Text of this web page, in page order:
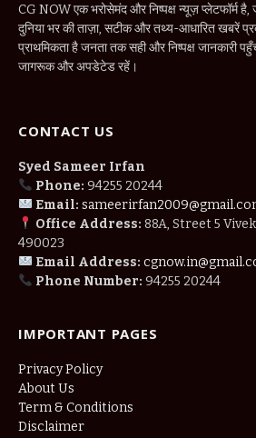
CG NOW एक भरोसेमंद और निष्पक्ष न्यूज़ प्लेटफॉर्म
दुनिया भर की ताज़ा, सटीक और तथ्य-आधारित खबरें
प्राथमिकता है जनता तक सही और निष्पक्ष जानकारी
जागरूक और अपडेटेड रहें।
CONTACT US
Syed Sameer Irfan
Phone: 94255 20244
Email:
Office Address: 88A, Street 5
490023
Email Address:
Phone Number: 94255 20244
IMPORTANT PAGES
Privacy Policy
About Us
Term & Conditions
Disclaimer